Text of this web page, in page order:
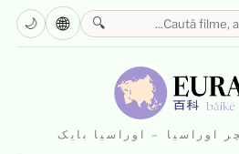
اوراسیا – اوراسیا بایک
🔍
🌐
🌙